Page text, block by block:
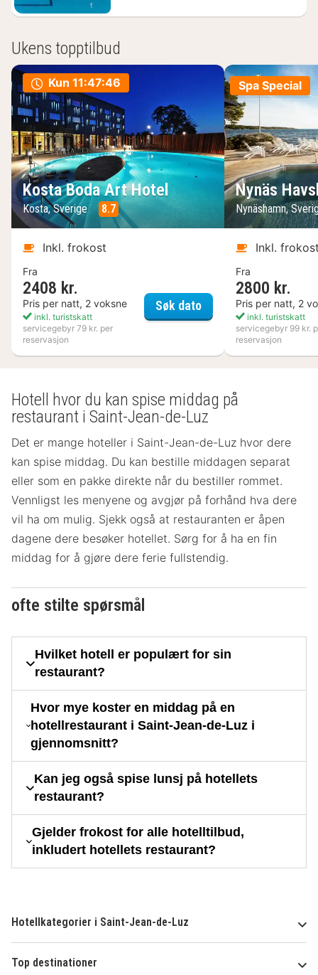
Ukens topptilbud
Kun 11:47:45
Kosta Boda Art Hotel
Kosta, Sverige 8.7
Inkl. frokost
Fra
2408 kr.
Pris per natt, 2 voksne
inkl. turistskatt
servicegebyr 79 kr. per
reservasjon
Søk datoKosta Boda Art Hotel
Spa Special
Nynäs
Nynäshamn,
Inkl.
Fra
2800 kr.
Pris per natt, 2
inkl. turistskatt
servicegebyr 99 kr.
reservasjon
Hotell hvor du kan spise middag på
restaurant i Saint-Jean-de-Luz
Det er mange hoteller i Saint-Jean-de-Luz hvor dere
kan spise middag. Du kan bestille middagen separat
eller som en pakke direkte når du bestiller rommet.
Vennligst les menyene og avgjør på forhånd hva dere
vil ha om mulig. Sjekk også at restauranten er åpen
dagene dere besøker hotellet. Sørg for å ha en fin
middag for å gjøre dere ferie fullstendig.
ofte stilte spørsmål
Hvilket hotell er populært for sin
restaurant?
Hvor mye koster en middag på en
hotellrestaurant i Saint-Jean-de-Luz i
gjennomsnitt?
Kan jeg også spise lunsj på hotellets
restaurant?
Gjelder frokost for alle hotelltilbud,
inkludert hotellets restaurant?
Hotellkategorier i Saint-Jean-de-Luz
Top destinationer